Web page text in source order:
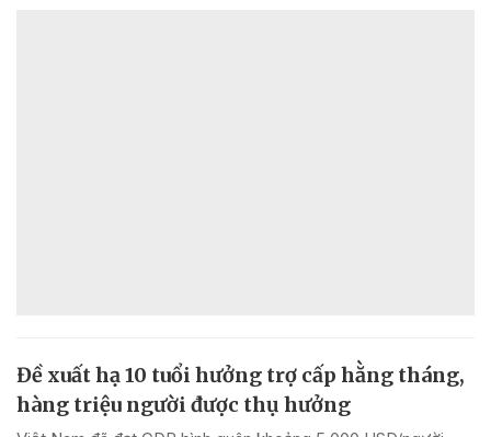
Đề xuất hạ 10 tuổi hưởng trợ cấp hằng tháng,
hàng triệu người được thụ hưởng